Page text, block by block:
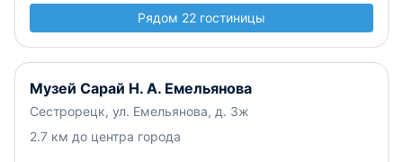
Рядом 22 гостиницы
Музей Сарай Н. А. Емельянова
Сестрорецк, ул. Емельянова, д. 3ж
2.7 км до центра города